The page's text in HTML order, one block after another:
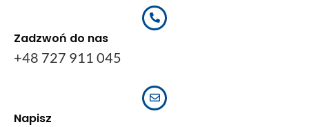
Zadzwoń do nas
+48 727 911 045
Napisz